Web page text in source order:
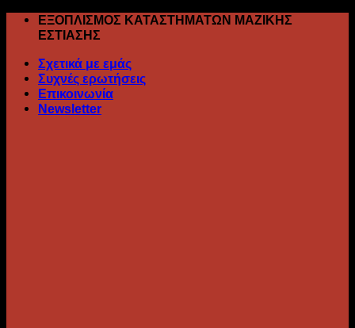
Skip
ΕΞΟΠΛΙΣΜΟΣ ΚΑΤΑΣΤΗΜΑΤΩΝ ΜΑΖΙΚΗΣ
ΕΣΤΙΑΣΗΣ
Σχετικά με εμάς
Συχνές ερωτήσεις
Επικοινωνία
Newsletter